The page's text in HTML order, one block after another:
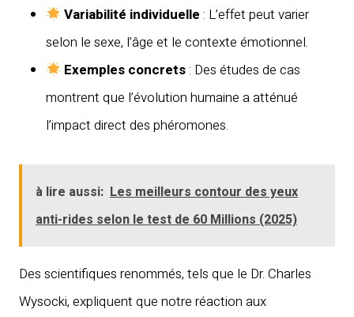
Variabilité individuelle : L’effet peut varier
selon le sexe, l’âge et le contexte émotionnel.
Exemples concrets : Des études de cas
montrent que l’évolution humaine a atténué
l’impact direct des phéromones.
à lire aussi: Les meilleurs contour des yeux
anti-rides selon le test de 60 Millions (2025)
Des scientifiques renommés, tels que le Dr. Charles
Wysocki, expliquent que notre réaction aux